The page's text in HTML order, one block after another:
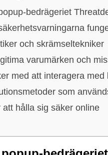
bedrägeriet
och skrämseltekniker
varumärken och
med att interagera med
som
att hålla sig säker online